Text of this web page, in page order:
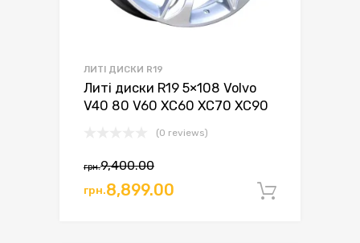
ЛИТІ ДИСКИ R19
Литі диски R19 5×108 Volvo
V40 80 V60 XC60 XC70 XC90
(0 reviews)
грн.9,400.00Оригінальна
ціна:
грн.8,899.00
Поточна
ціна: